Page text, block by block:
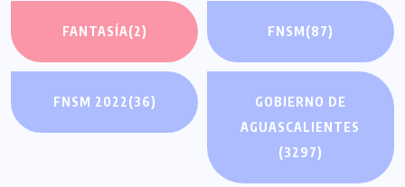
FANTASÍA(2) FNSM(87)
FNSM 2022(36)
GOBIERNO DE
AGUASCALIENTES
(3297)